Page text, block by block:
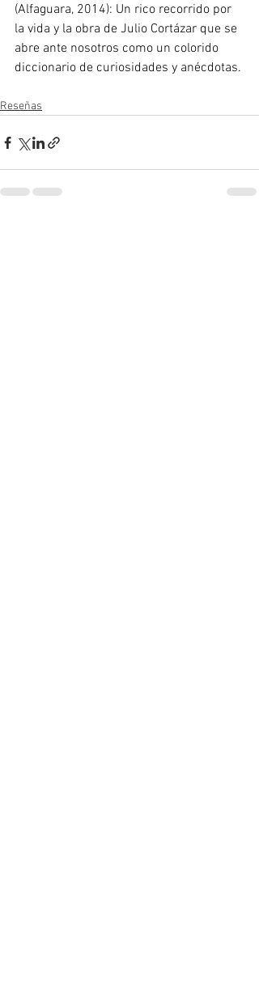
(Alfaguara, 2014): Un rico recorrido por
la vida y la obra de Julio Cortázar que se
abre ante nosotros como un colorido
diccionario de curiosidades y anécdotas.
Reseñas